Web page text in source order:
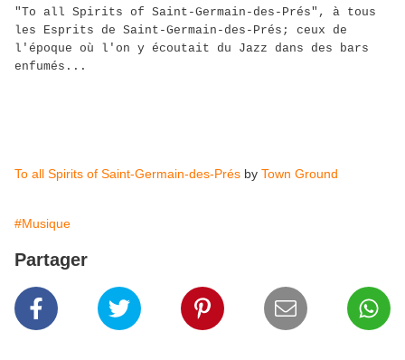
"To all Spirits of Saint-Germain-des-Prés", à tous
les Esprits de Saint-Germain-des-Prés; ceux de
l'époque où l'on y écoutait du Jazz dans des bars
enfumés...
To all Spirits of Saint-Germain-des-Prés by Town Ground
#Musique
Partager